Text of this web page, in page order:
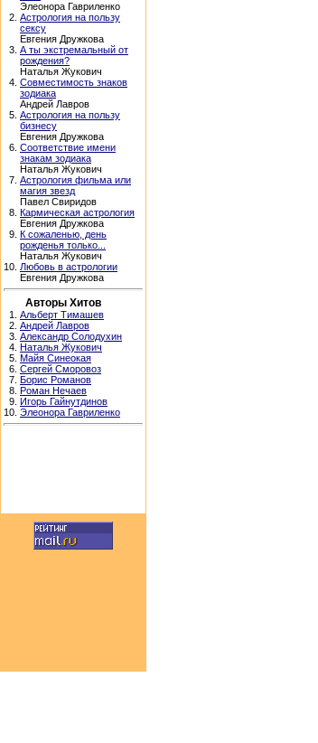
Элеонора Гавриленко
2. Астрология на пользу
сексу
Евгения Дружкова
3. А ты экстремальный от
рождения?
Наталья Жукович
4. Совместимость знаков
зодиака
Андрей Лавров
5. Астрология на пользу
бизнесу
Евгения Дружкова
6. Соответствие имени
знакам зодиака
Наталья Жукович
7. Астрология фильма или
магия звезд
Павел Свиридов
8. Кармическая астрология
Евгения Дружкова
9. К сожаленью, день
рожденья только...
Наталья Жукович
10. Любовь в астрологии
Евгения Дружкова
Авторы Хитов
1. Альберт Тимашев
2. Андрей Лавров
3. Александр Солодухин
4. Наталья Жукович
5. Майя Синеокая
6. Сергей Сморовоз
7. Борис Романов
8. Роман Нечаев
9. Игорь Гайнутдинов
10. Элеонора Гавриленко